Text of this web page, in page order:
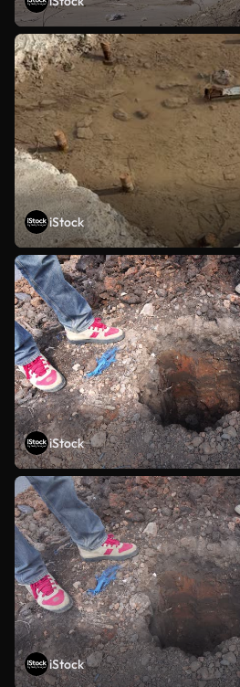
iStock
iStock
iStock